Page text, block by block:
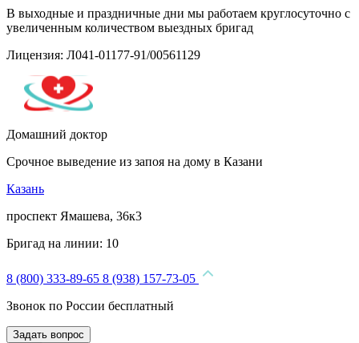
В выходные и праздничные дни мы работаем круглосуточно с
увеличенным количеством выездных бригад
Лицензия: Л041-01177-91/00561129
Домашний доктор
Срочное выведение из запоя на дому в Казани
Казань
проспект Ямашева, 36к3
Бригад на линии: 10
8 (800) 333-89-65 8 (938) 157-73-05
Звонок по России бесплатный
Задать вопрос